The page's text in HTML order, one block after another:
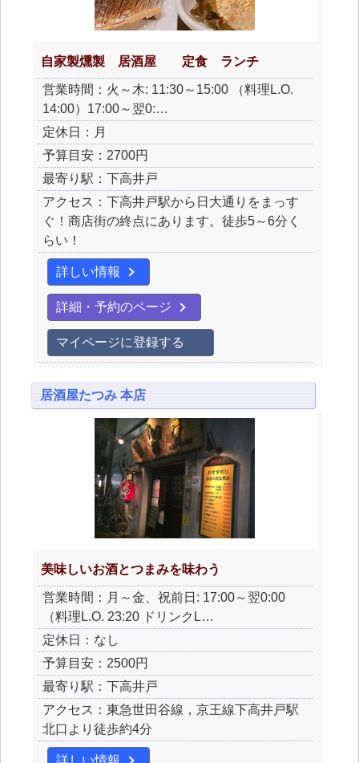
自家製燻製 居酒屋 定食 ランチ
営業時間：火～木: 11:30～15:00 （料理L.O.
14:00）17:00～翌0:…
定休日：月
予算目安：2700円
最寄り駅：下高井戸
アクセス：下高井戸駅から日大通りをまっす
ぐ！商店街の終点にあります。徒歩5～6分く
らい！
詳しい情報
詳細・予約のページ
マイページに登録する
居酒屋たつみ 本店
美味しいお酒とつまみを味わう
営業時間：月～金、祝前日: 17:00～翌0:00
（料理L.O. 23:20 ドリンクL…
定休日：なし
予算目安：2500円
最寄り駅：下高井戸
アクセス：東急世田谷線，京王線下高井戸駅
北口より徒歩約4分